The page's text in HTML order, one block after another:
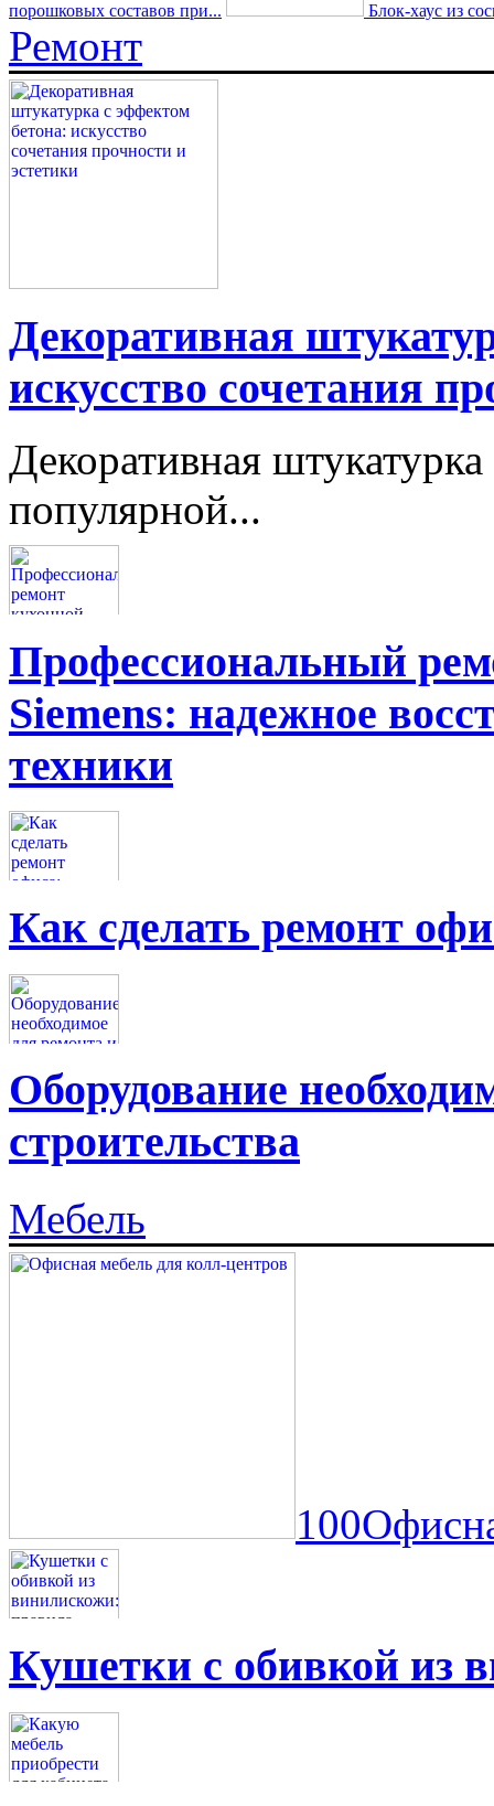
порошковых составов при... Блок-хаус из
Ремонт
Декоративная
искусство сочетания
Декоративная
популярной...
Профессиональный
Siemens: надежное
техники
Как сделать ремонт
Оборудование
строительства
Мебель
Кушетки с обивкой из